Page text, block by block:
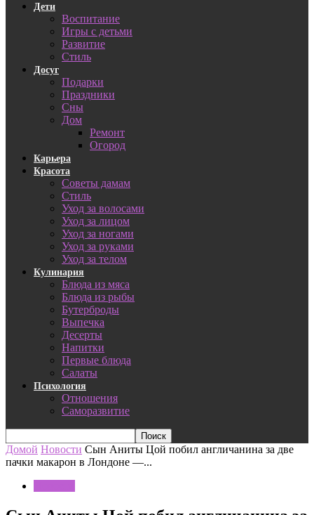
Дети
Воспитание
Игры с детьми
Развитие
Стиль
Досуг
Подарки
Праздники
Сны
Дом
Ремонт
Огород
Карьера
Красота
Советы дамам
Стиль
Уход за волосами
Уход за лицом
Уход за ногами
Уход за руками
Уход за телом
Кулинария
Блюда из мяса
Блюда из рыбы
Бутерброды
Выпечка
Десерты
Напитки
Первые блюда
Салаты
Психология
Отношения
Саморазвитие
Домой Новости Сын Аниты Цой побил англичанина за две
пачки макарон в Лондоне —...